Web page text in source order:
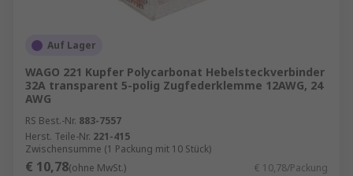
Auf Lager
WAGO 221 Kupfer Polycarbonat Hebelsteckverbinder
32A transparent 5-polig Zugfederklemme 12AWG, 24
AWG
RS Best.-Nr. 883-7557
Herst. Teile-Nr. 221-415
Zwischensumme (1 Packung mit 10 Stück)
€ 10,78(ohne MwSt.) € 10,78/Packung